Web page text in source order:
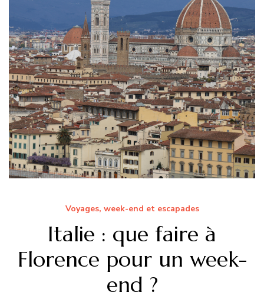
Voyages, week-end et escapades
Italie : que faire à
Florence pour un week-
end ?